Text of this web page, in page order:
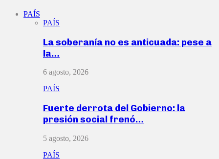
PAÍS
PAÍS
La soberanía no es anticuada: pese a
la…
6 agosto, 2026
PAÍS
Fuerte derrota del Gobierno: la
presión social frenó…
5 agosto, 2026
PAÍS